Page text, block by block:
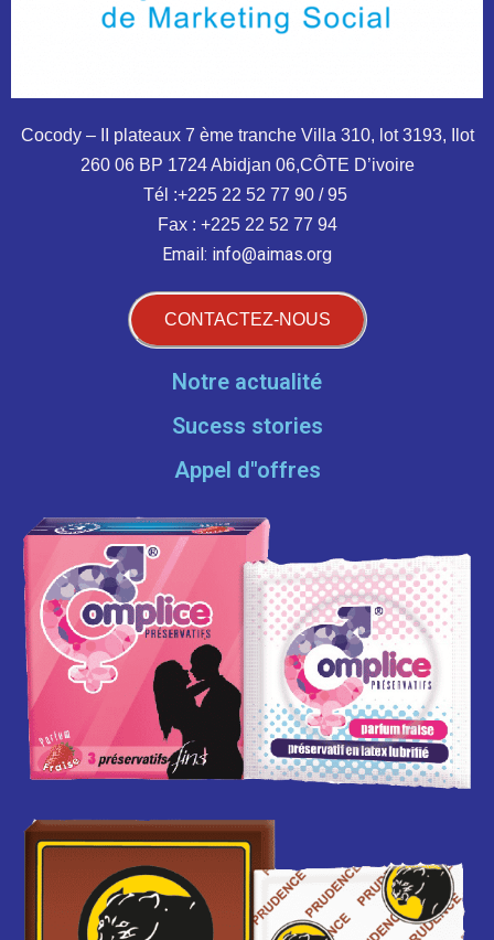
Cocody – II plateaux 7 ème tranche Villa 310, lot 3193, Ilot
260 06 BP 1724 Abidjan 06,CÔTE D’ivoire
Tél :+225 22 52 77 90 / 95
Fax : +225 22 52 77 94
Email: info@aimas.org
CONTACTEZ-NOUS
Notre actualité
Sucess stories
Appel d''offres